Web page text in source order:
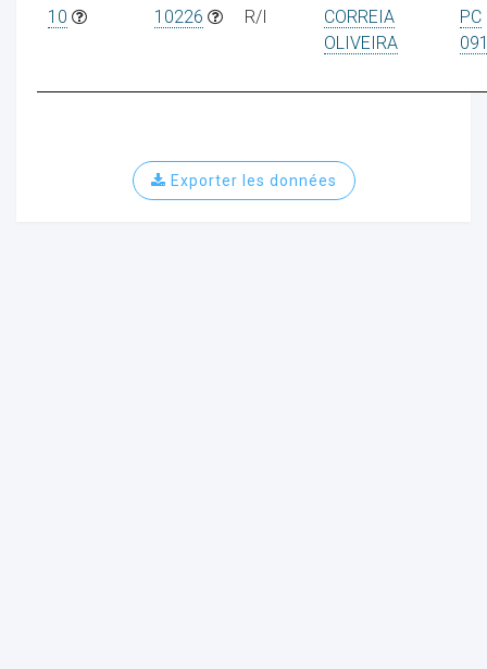
10 10226 R/I
CORREIA
OLIVEIRA
PC
Exporter les données